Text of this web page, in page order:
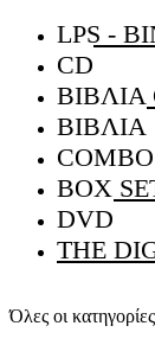
LPS -
CD
ΒΙΒΛΊΑ
ΒΙΒΛΊΑ
COMBO
BOX
DVD
THE
Όλες οι κατηγορίες